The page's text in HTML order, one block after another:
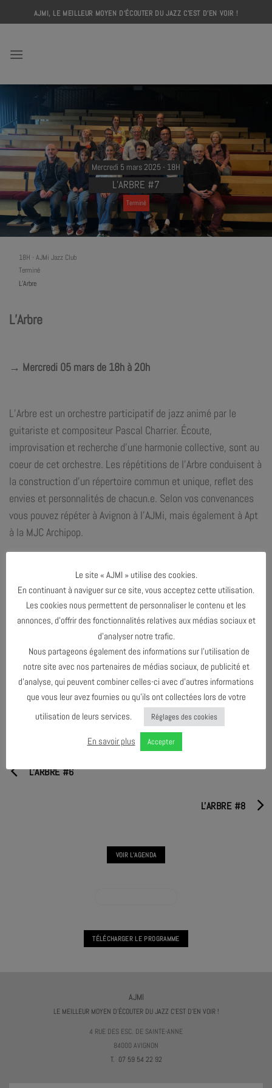
to
AJMI, LE MEILLEUR MOYEN D'ÉCOUTER DU JAZZ C'EST D'EN VOIR !
Mercredi 5 mars 2025 - 18H
L’ARBRE #7
Terminé
18H - AJMi Jazz Club
Terminé
L’Arbre
L’Arbre
→ Mercredi 05 mars de 18h à 20h
L’Arbre est un orchestre participatif de jazz animé par le
guitariste et compositeur Pascal Charrier. Écoute,
improvisation et recherche d’une harmonie collective, sont au
coeur de cet orchestre. Les répétitions de l’Arbre conduisent à
la construction d’un répertoire commun et unique, reflet des
envies et personnalités de chacun.e. Selon vos convenances
vous pouvez répéter à Avignon à l’AJMi, mais également à Apt
à la MJC Archipop.
Tarif : 75€ pour le semestre
Inscription aux ateliers de l’AJMi : info@ajmi.fr —
07.59.54.22.92
PARTAGER & COMMENTER
L'ARBRE #6
L'ARBRE #8
VOIR L'AGENDA
TÉLÉCHARGER LE PROGRAMME
AJMI
LE MEILLEUR MOYEN D'ÉCOUTER DU JAZZ C'EST D'EN VOIR !
4 RUE DES ESC. DE SAINTE-ANNE
84000 AVIGNON
T. 07 59 54 22 92
Le site « AJMI » utilise des cookies.
En continuant à naviguer sur ce site, vous acceptez cette utilisation.
Les cookies nous permettent de personnaliser le contenu et les
annonces, d’offrir des fonctionnalités relatives aux médias sociaux et
d’analyser notre trafic.
Nous partageons également des informations sur l’utilisation de
notre site avec nos partenaires de médias sociaux, de publicité et
d’analyse, qui peuvent combiner celles-ci avec d’autres informations
que vous leur avez fournies ou qu’ils ont collectées lors de votre
utilisation de leurs services.
Réglages des cookies
En savoir plus Accepter